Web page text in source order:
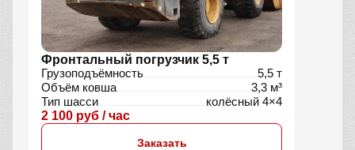
Фронтальный погрузчик 5,5 т
Грузоподъёмность
5,5 т
Объём ковша
3,3 м³
Тип шасси
колёсный 4×4
2 100 руб / час
Заказать